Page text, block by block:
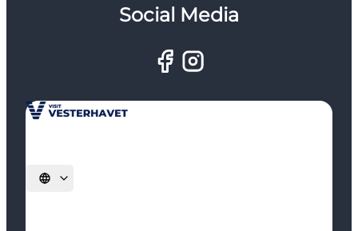
Social Media
Sprache auswählen